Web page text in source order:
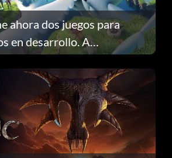
ahora dos juegos para
en desarrollo. A
explicamos por qué.